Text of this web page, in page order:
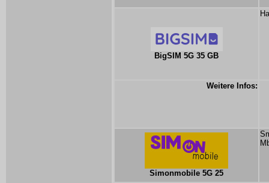
BigSIM 5G 35 GB
Weitere Infos:
Simonmobile 5G 25